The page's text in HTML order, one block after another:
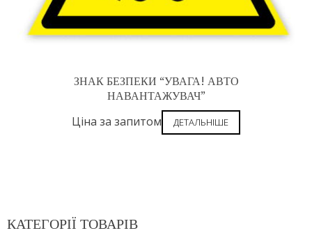
ЗНАК БЕЗПЕКИ “УВАГА! АВТО
НАВАНТАЖУВАЧ”
Ціна за запитом ДЕТАЛЬНІШЕ
КАТЕГОРІЇ ТОВАРІВ